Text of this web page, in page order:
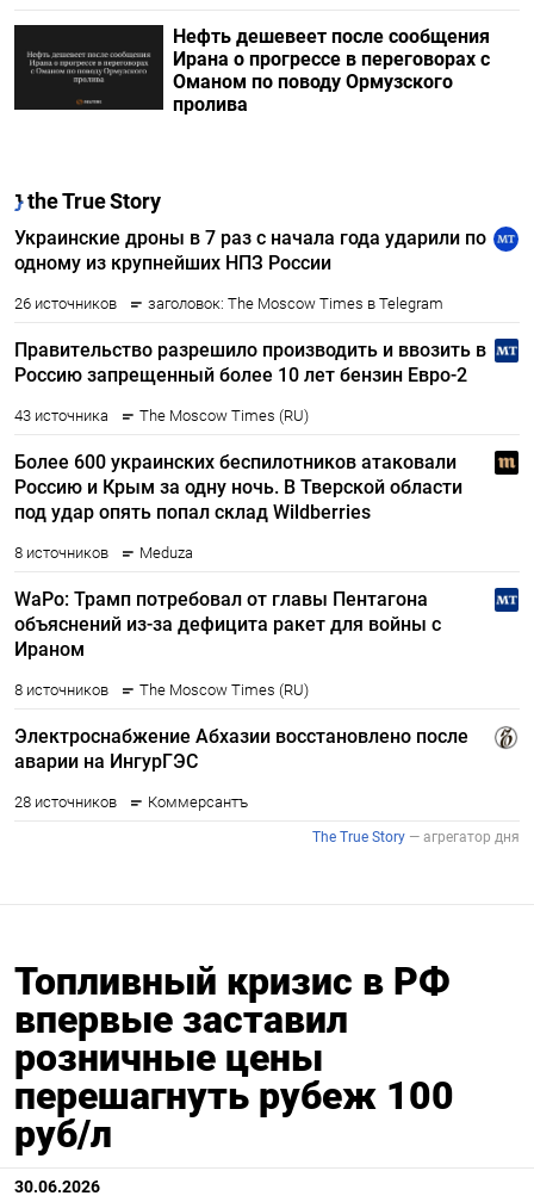
Нефть дешевеет после сообщения
Ирана о прогрессе в переговорах с
Оманом по поводу Ормузского
пролива
Топливный кризис в РФ
впервые заставил
розничные цены
перешагнуть рубеж 100
руб/л
30.06.2026